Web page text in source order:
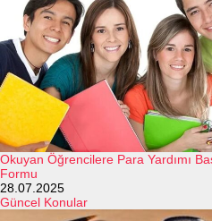
Okuyan Öğrencilere Para Yardımı
Formu
28.07.2025
Güncel Konular